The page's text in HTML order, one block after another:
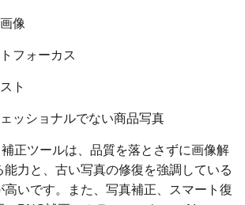
像
フォーカス
ト
ッショナルでない商品写真
正ツールは、品質を落とさずに画像解
力と、古い写真の修復を強調している
高いです。また、写真補正、スマート復